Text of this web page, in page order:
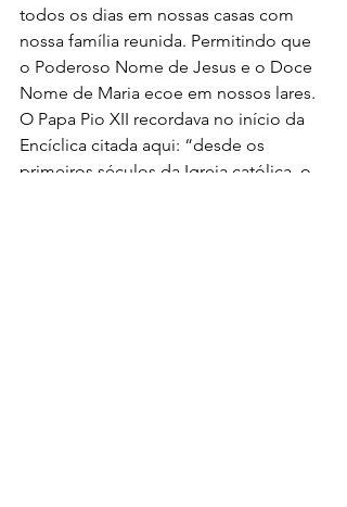
todos os dias em nossas casas com
nossa família reunida. Permitindo que
o Poderoso Nome de Jesus e o Doce
Nome de Maria ecoe em nossos lares.
O Papa Pio XII recordava no início da
Encíclica citada aqui: “desde os
primeiros séculos da Igreja católica, o